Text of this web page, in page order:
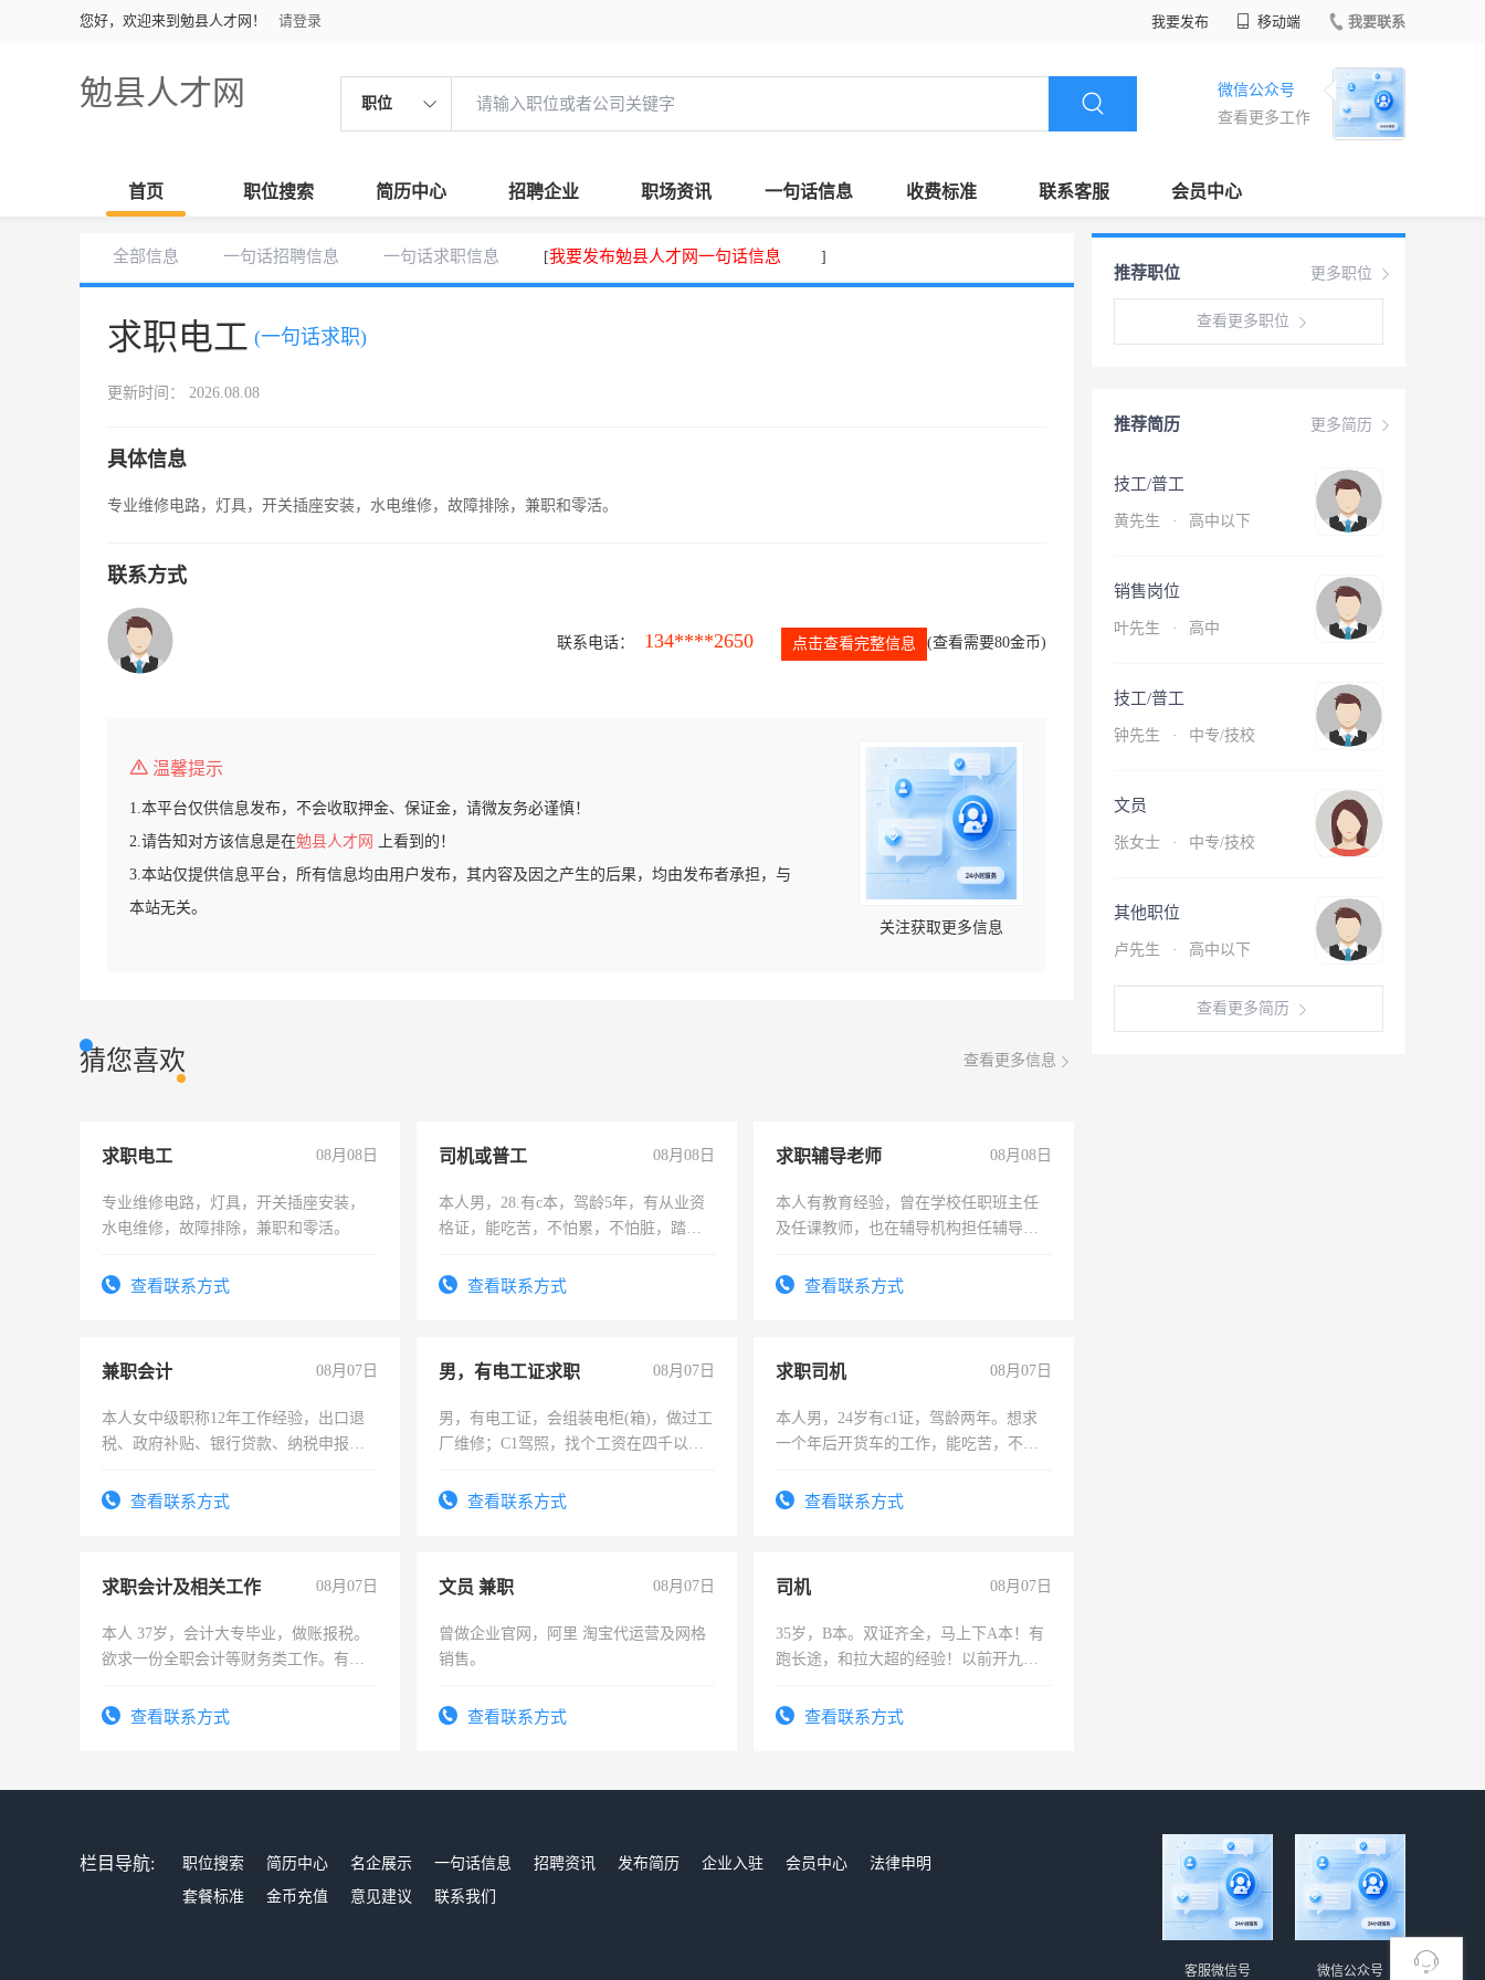
您好，欢迎来到勉县人才网！ 请登录 我要发布 移动端 我要联系
勉县人才网 职位
微信公众号
查看更多工作
首页 职位搜索 简历中心 招聘企业 职场资讯 一句话信息 收费标准 联系客服 会员中心
全部信息 一句话招聘信息 一句话求职信息 [我要发布勉县人才网一句话信息 ]
求职电工 (一句话求职)
更新时间： 2026.08.08
具体信息
专业维修电路，灯具，开关插座安装，水电维修，故障排除，兼职和零活。
联系方式
联系电话： 134****2650 点击查看完整信息 (查看需要80金币)
温馨提示
1.本平台仅供信息发布，不会收取押金、保证金，请微友务必谨慎！
2.请告知对方该信息是在勉县人才网
上看到的！
3.本站仅提供信息平台，所有信息均由用户发布，其内容及因之产生的后果，均由发布者承担，与
本站无关。
关注获取更多信息
猜您喜欢 查看更多信息
求职电工 08月08日
专业维修电路，灯具，开关插座安装，
水电维修，故障排除，兼职和零活。
查看联系方式
司机或普工 08月08日
本人男，28.有c本，驾龄5年，有从业资
格证，能吃苦，不怕累，不怕脏，踏
查看联系方式
求职辅导老师 08月08日
本人有教育经验，曾在学校任职班主任
及任课教师，也在辅导机构担任辅导教
查看联系方式
兼职会计 08月07日
本人女中级职称12年工作经验，出口退
税、政府补贴、银行贷款、纳税申报、
务，财务咨询等业务。欲求兼职会计工
查看联系方式
男，有电工证求职 08月07日
男，有电工证，会组装电柜(箱)，做过工
厂维修；C1驾照，找个工资在四千以
电话查看联系方式
求职司机 08月07日
本人男，24岁有c1证，驾龄两年。想求
一个年后开货车的工作，能吃苦，不怕
查看联系方式
求职会计及相关工作 08月07日
本人 37岁，会计大专毕业，做账报税。
欲求一份全职会计等财务类工作。有会
查看联系方式
文员 兼职 08月07日
曾做企业官网，阿里 淘宝代运营及网格
销售。
查看联系方式
司机 08月07日
35岁，B本。双证齐全，马上下A本！有
跑长途，和拉大超的经验！以前开九米
查看联系方式
更多职位
推荐职位
查看更多职位
更多简历
推荐简历
技工/普工
黄先生 · 高中以下
销售岗位
叶先生 · 高中
技工/普工
钟先生 · 中专/技校
文员
张女士 · 中专/技校
其他职位
卢先生 · 高中以下
查看更多简历
栏目导航: 职位搜索 简历中心 名企展示 一句话信息 招聘资讯 发布简历 企业入驻 会员中心
法律申明
套餐标准
金币充值 意见建议 联系我们
微信公众号
客服微信号